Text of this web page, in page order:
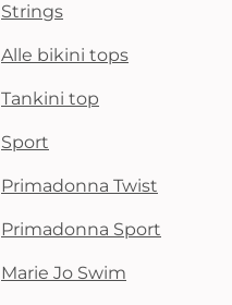
Strings
Alle bikini tops
Tankini top
Sport
Primadonna Twist
Primadonna Sport
Marie Jo Swim